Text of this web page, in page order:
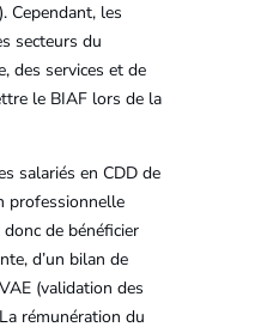
Cependant, les
secteurs du
des services et de
le BIAF lors de la
salariés en CDD de
professionnelle
de bénéficier
d’un bilan de
(validation des
rémunération du